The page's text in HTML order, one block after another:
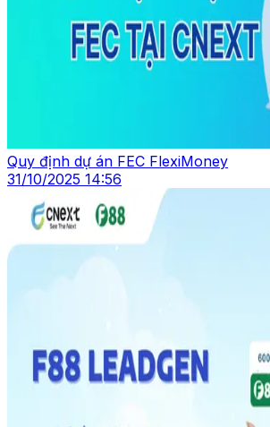
Quy định dự án FEC FlexiMoney
31/10/2025 14:56